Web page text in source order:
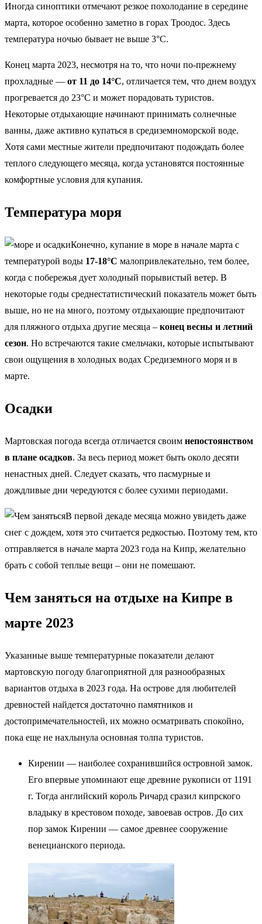
Иногда синоптики отмечают резкое похолодание в середине
марта, которое особенно заметно в горах Троодос. Здесь
температура ночью бывает не выше 3°C.
Конец марта 2023, несмотря на то, что ночи по-прежнему
прохладные — от 11 до 14°C, отличается тем, что днем воздух
прогревается до 23°C и может порадовать туристов.
Некоторые отдыхающие начинают принимать солнечные
ванны, даже активно купаться в средиземноморской воде.
Хотя сами местные жители предпочитают подождать более
теплого следующего месяца, когда установятся постоянные
комфортные условия для купания.
Температура моря
Конечно, купание в море в начале марта с
температурой воды 17-18°C малопривлекательно, тем более,
когда с побережья дует холодный порывистый ветер. В
некоторые годы среднестатистический показатель может быть
выше, но не на много, поэтому отдыхающие предпочитают
для пляжного отдыха другие месяца – конец весны и летний
сезон. Но встречаются такие смельчаки, которые испытывают
свои ощущения в холодных водах Средиземного моря и в
марте.
Осадки
Мартовская погода всегда отличается своим непостоянством
в плане осадков. За весь период может быть около десяти
ненастных дней. Следует сказать, что пасмурные и
дождливые дни чередуются с более сухими периодами.
В первой декаде месяца можно увидеть даже
снег с дождем, хотя это считается редкостью. Поэтому тем, кто
отправляется в начале марта 2023 года на Кипр, желательно
брать с собой теплые вещи – они не помешают.
Чем заняться на отдыхе на Кипре в
марте 2023
Указанные выше температурные показатели делают
мартовскую погоду благоприятной для разнообразных
вариантов отдыха в 2023 года. На острове для любителей
древностей найдется достаточно памятников и
достопримечательностей, их можно осматривать спокойно,
пока еще не нахлынула основная толпа туристов.
Кирении — наиболее сохранившийся островной замок.
Его впервые упоминают еще древние рукописи от 1191
г. Тогда английский король Ричард сразил кипрского
владыку в крестовом походе, завоевав остров. До сих
пор замок Кирении — самое древнее сооружение
венецианского периода.